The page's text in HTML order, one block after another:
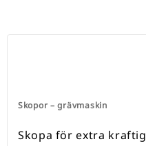
Skopor – grävmaskin
Skopa för extra kraftig